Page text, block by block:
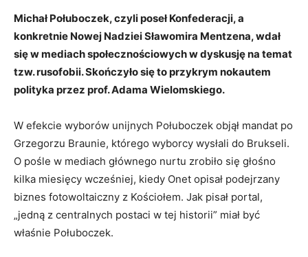
Michał Połuboczek, czyli poseł Konfederacji, a
konkretnie Nowej Nadziei Sławomira Mentzena, wdał
się w mediach społecznościowych w dyskusję na temat
tzw. rusofobii. Skończyło się to przykrym nokautem
polityka przez prof. Adama Wielomskiego.
W efekcie wyborów unijnych Połuboczek objął mandat po
Grzegorzu Braunie, którego wyborcy wysłali do Brukseli.
O pośle w mediach głównego nurtu zrobiło się głośno
kilka miesięcy wcześniej, kiedy Onet opisał podejrzany
biznes fotowoltaiczny z Kościołem. Jak pisał portal,
„jedną z centralnych postaci w tej historii” miał być
właśnie Połuboczek.